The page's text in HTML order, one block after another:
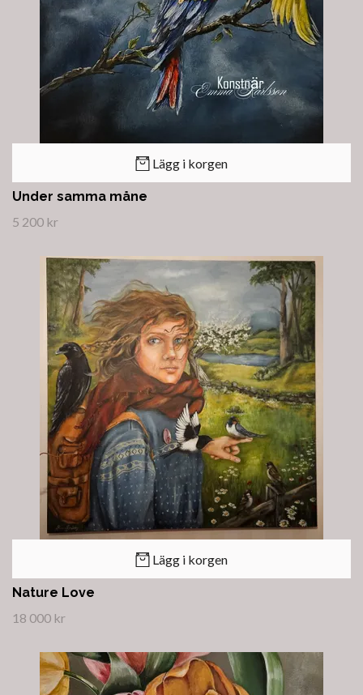
Lägg i korgen
Under samma måne
5 200 kr
Lägg i korgen
Nature Love
18 000 kr